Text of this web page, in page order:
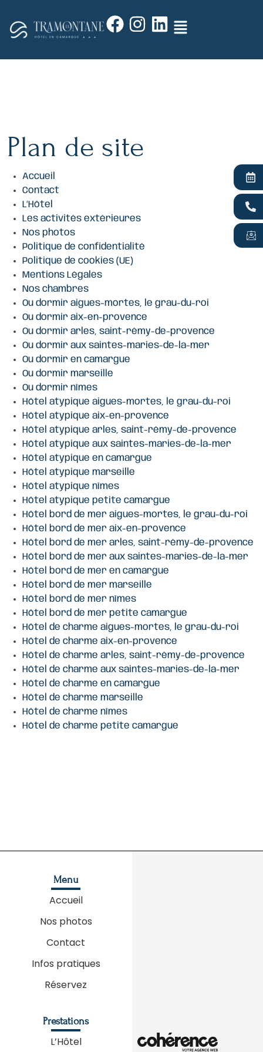
Plan de site
Accueil
Contact
L’Hôtel
Les activités extérieures
Nos photos
Politique de confidentialité
Politique de cookies (UE)
Mentions Légales
Nos chambres
Ou dormir aigues-mortes, le grau-du-roi
Ou dormir aix-en-provence
Ou dormir arles, saint-rémy-de-provence
Ou dormir aux saintes-maries-de-la-mer
Ou dormir en camargue
Ou dormir marseille
Ou dormir nîmes
Hôtel atypique aigues-mortes, le grau-du-roi
Hôtel atypique aix-en-provence
Hôtel atypique arles, saint-rémy-de-provence
Hôtel atypique aux saintes-maries-de-la-mer
Hôtel atypique en camargue
Hôtel atypique marseille
Hôtel atypique nîmes
Hôtel atypique petite camargue
Hôtel bord de mer aigues-mortes, le grau-du-roi
Hôtel bord de mer aix-en-provence
Hôtel bord de mer arles, saint-rémy-de-provence
Hôtel bord de mer aux saintes-maries-de-la-mer
Hôtel bord de mer en camargue
Hôtel bord de mer marseille
Hôtel bord de mer nîmes
Hôtel bord de mer petite camargue
Hôtel de charme aigues-mortes, le grau-du-roi
Hôtel de charme aix-en-provence
Hôtel de charme arles, saint-rémy-de-provence
Hôtel de charme aux saintes-maries-de-la-mer
Hôtel de charme en camargue
Hôtel de charme marseille
Hôtel de charme nîmes
Hôtel de charme petite camargue
Menu
Accueil
Nos photos
Contact
Infos pratiques
Réservez
Prestations
L’Hôtel